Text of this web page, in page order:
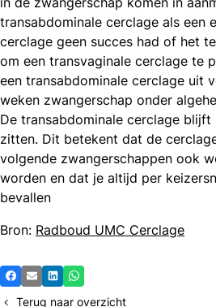
transabdominale cerclage als een
cerclage geen succes had of het
om een transvaginale cerclage te
een transabdominale cerclage uit
weken zwangerschap onder
De transabdominale cerclage blijft
zitten. Dit betekent dat de
volgende zwangerschappen ook
worden en dat je altijd per
bevallen
Bron: Radboud UMC Cerclage
DeelFacebook
E-mailLinkedInWhatsapp
Terug naar overzicht